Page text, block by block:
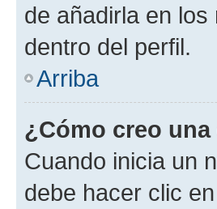
de añadirla en
dentro del perfil.
Arriba
¿Cómo creo
Cuando inicia un
debe hacer clic